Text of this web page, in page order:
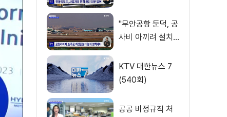
"무안공항 둔덕, 공
사비 아끼려 설치···
KTV 대한뉴스 7
(540회)
공공 비정규직 처